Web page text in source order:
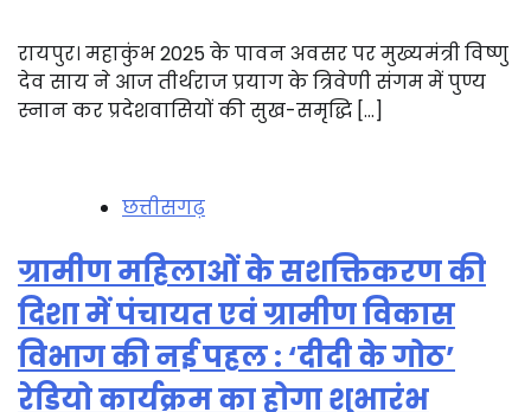
रायपुर। महाकुंभ 2025 के पावन अवसर पर मुख्यमंत्री विष्णु
देव साय ने आज तीर्थराज प्रयाग के त्रिवेणी संगम में पुण्य
स्नान कर प्रदेशवासियों की सुख-समृद्धि […]
छत्तीसगढ़
ग्रामीण महिलाओं के सशक्तिकरण की
दिशा में पंचायत एवं ग्रामीण विकास
विभाग की नई पहल : ‘दीदी के गोठ’
रेडियो कार्यक्रम का होगा शुभारंभ